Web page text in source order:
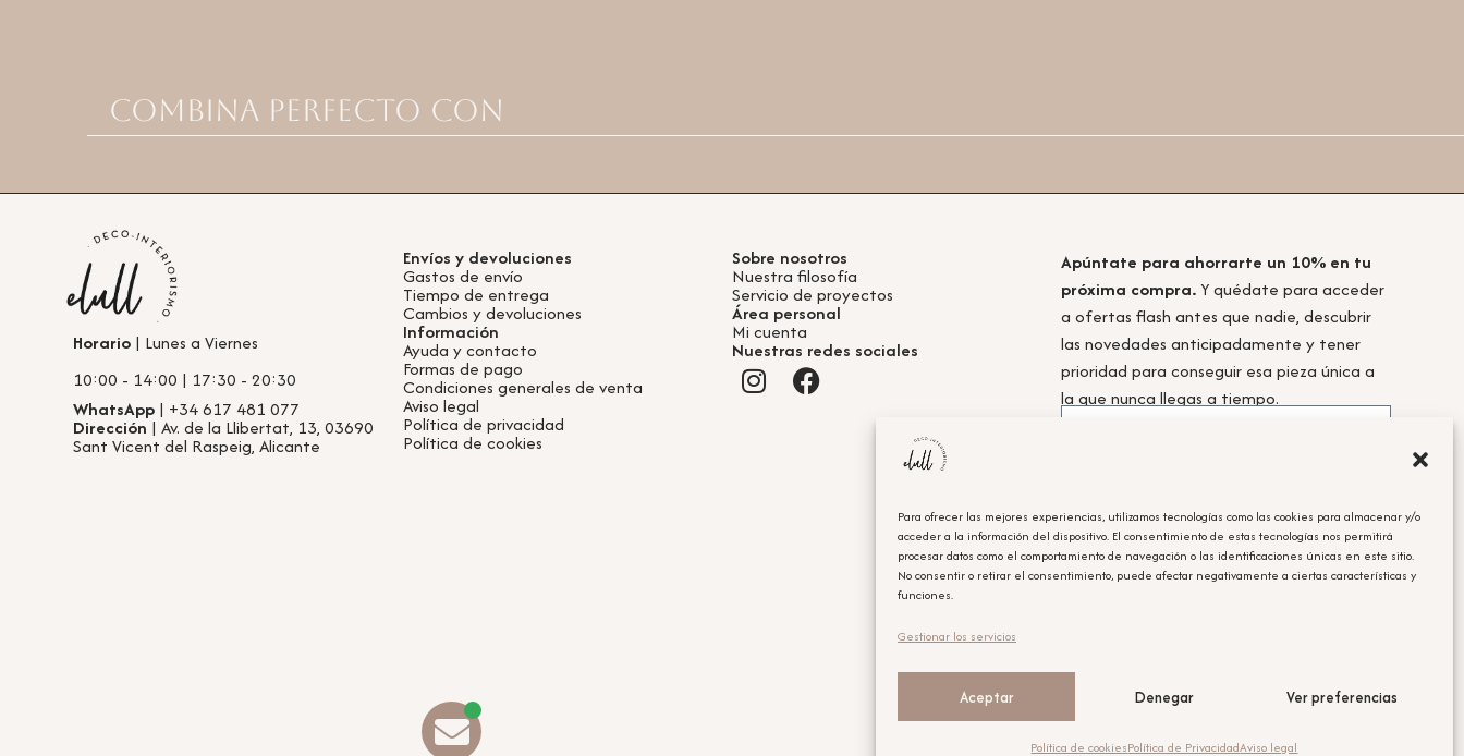
Para ofrecer las mejores experiencias, utilizamos tecnologías como las cookies para almacenar y/o
acceder a la información del dispositivo. El consentimiento de estas tecnologías nos permitirá
procesar datos como el comportamiento de navegación o las identificaciones únicas en este sitio.
No consentir o retirar el consentimiento, puede afectar negativamente a ciertas características y
funciones.
Gestionar los servicios
Aceptar Denegar Ver preferencias
Política de cookiesPolítica de PrivacidadAviso legal
Combina perfecto con
Horario | Lunes a Viernes
10:00 - 14:00 | 17:30 - 20:30
WhatsApp | +34 617 481 077
Dirección | Av. de la Llibertat, 13, 03690
Sant Vicent del Raspeig, Alicante
Envíos y devoluciones
Gastos de envío
Tiempo de entrega
Cambios y devoluciones
Información
Ayuda y contacto
Formas de pago
Condiciones generales de venta
Aviso legal
Política de privacidad
Política de cookies
Sobre nosotros
Nuestra filosofía
Servicio de proyectos
Área personal
Mi cuenta
Nuestras redes sociales
Apúntate para ahorrarte un 10% en tu
próxima compra.Y quédate para acceder
a ofertas flash antes que nadie, descubrir
las novedades anticipadamente y tener
prioridad para conseguir esa pieza única a
la que nunca llegas a tiempo.
Acepto lapolítica de privacidad.
Obtener el cupón